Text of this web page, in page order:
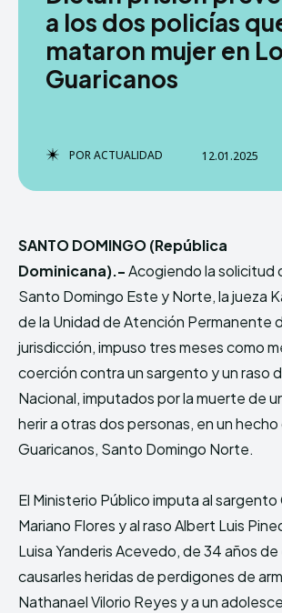
TERMS & CONDITIONS
EchoVerse
Comparte esto:
Facebook X
TERMS & CONDITIONS
EchoVerse
Comparte esto:
Facebook X
a los dos policías
mataron mujer en
Guaricanos
PORACTUALIDAD 12.01.2025
SANTO DOMINGO (República
Dominicana).-Acogiendo la solicitud
Santo Domingo Este y Norte, la jueza
de la Unidad de Atención Permanente
jurisdicción, impuso tres meses como
coerción contra un sargento y un raso
Nacional, imputados por la muerte de
herir a otras dos personas, en un
Guaricanos, Santo Domingo Norte.
El Ministerio Público imputa al sargento
Mariano Flores y al raso Albert Luis
Luisa Yanderis Acevedo, de 34 años
causarles heridas de perdigones de
Nathanael Vilorio Reyes y a un